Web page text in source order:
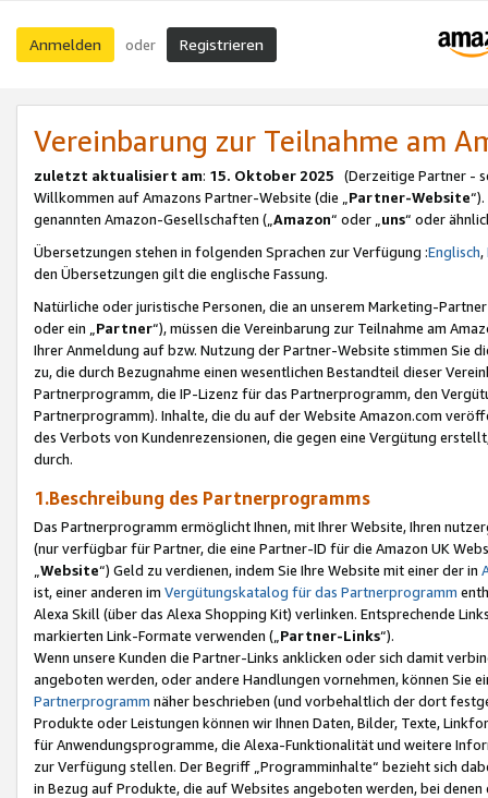
Anmelden oder Registrieren
Vereinbarung zur Teilnahme am
zuletzt aktualisiert am: 15. Oktober 2025 (Derzeitige Partner -
Willkommen auf Amazons Partner-Website (die „Partner-Website
genannten Amazon-Gesellschaften („Amazon“ oder „uns“ oder
Übersetzungen stehen in folgenden Sprachen zur Verfügung :Englisch,
den Übersetzungen gilt die englische Fassung.
Natürliche oder juristische Personen, die an unserem Marketing-
oder ein „Partner“), müssen die Vereinbarung zur Teilnahme am
Ihrer Anmeldung auf bzw. Nutzung der Partner-Website stimmen Sie
zu, die durch Bezugnahme einen wesentlichen Bestandteil dieser
Partnerprogramm, die IP-Lizenz für das Partnerprogramm, den
Partnerprogramm). Inhalte, die du auf der Website Amazon.com
des Verbots von Kundenrezensionen, die gegen eine Vergütung
durch.
1.Beschreibung des Partnerprogramms
Das Partnerprogramm ermöglicht Ihnen, mit Ihrer Website, Ihren
(nur verfügbar für Partner, die eine Partner-ID für die Amazon UK
Website“) Geld zu verdienen, indem Sie Ihre Website mit einer der in
ist, einer anderen im Vergütungskatalog für das Partnerprogramm
Alexa Skill (über das Alexa Shopping Kit) verlinken. Entsprechende
markierten Link-Formate verwenden („ Partner-Links“).
Wenn unsere Kunden die Partner-Links anklicken oder sich damit
angeboten werden, oder andere Handlungen vornehmen, können Sie
Partnerprogramm näher beschrieben (und vorbehaltlich der dort
Produkte oder Leistungen können wir Ihnen Daten, Bilder, Texte,
für Anwendungsprogramme, die Alexa-Funktionalität und weitere
zur Verfügung stellen. Der Begriff „Programminhalte“ bezieht sich
in Bezug auf Produkte, die auf Websites angeboten werden, bei